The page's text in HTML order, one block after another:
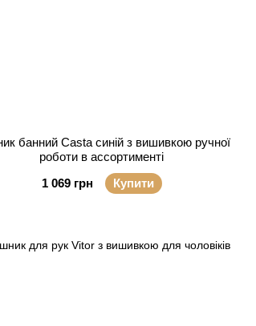
банний Сasta синій з вишивкою ручної
роботи в ассортименті
1 069 грн
Купити